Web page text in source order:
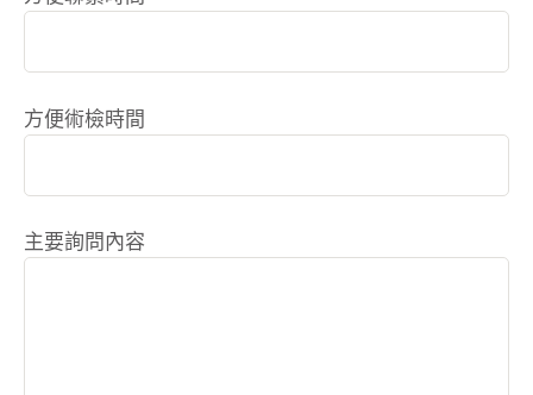
方便術檢時間
主要詢問內容